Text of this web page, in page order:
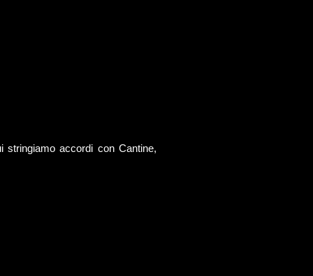
stringiamo accordi con Cantine,